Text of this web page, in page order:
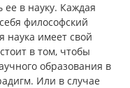
в науку. Каждая
философский
наука имеет свой
в том, чтобы
образования в
Или в случае